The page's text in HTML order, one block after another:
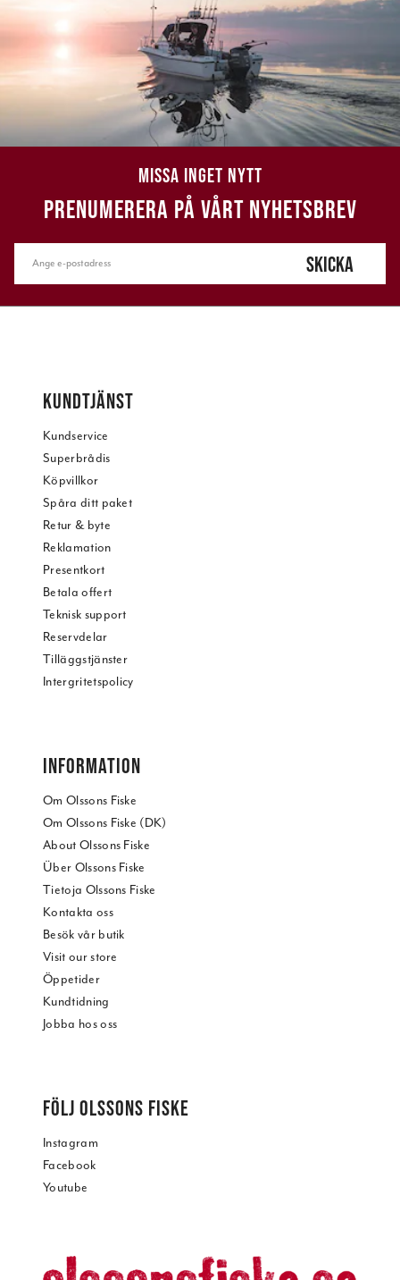
MISSA INGET NYTT
PRENUMERERA PÅ VÅRT NYHETSBREV
SKICKA
KUNDTJÄNST
Kundservice
Superbrådis
Köpvillkor
Spåra ditt paket
Retur & byte
Reklamation
Presentkort
Betala offert
Teknisk support
Reservdelar
Tilläggstjänster
Intergritetspolicy
INFORMATION
Om Olssons Fiske
Om Olssons Fiske (DK)
About Olssons Fiske
Über Olssons Fiske
Tietoja Olssons Fiske
Kontakta oss
Besök vår butik
Visit our store
Öppetider
Kundtidning
Jobba hos oss
FÖLJ OLSSONS FISKE
Instagram
Facebook
Youtube